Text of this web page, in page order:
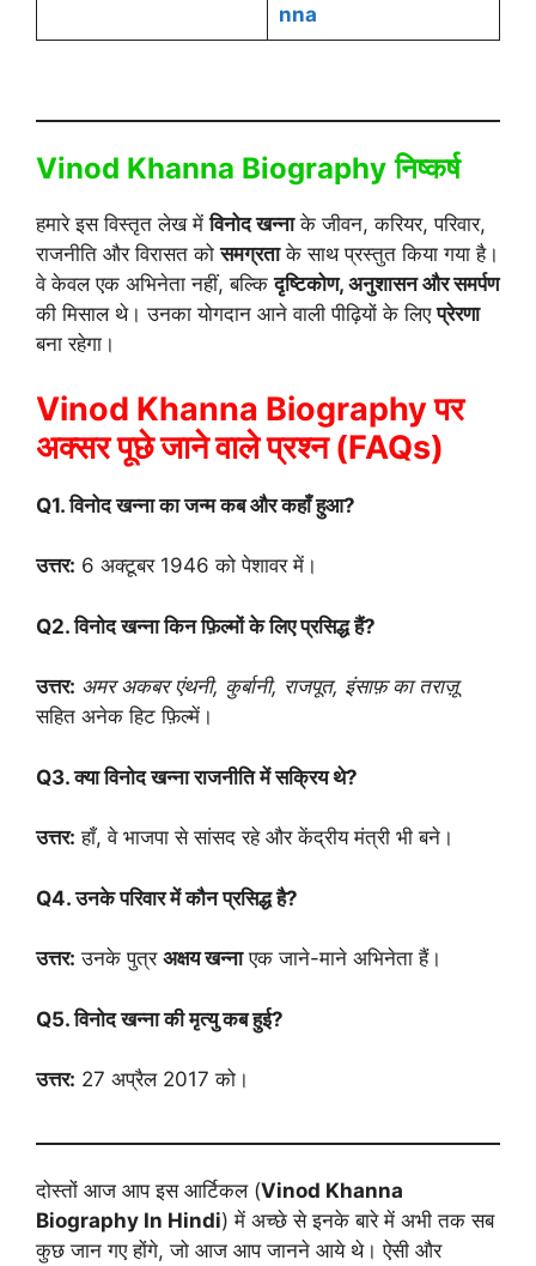
nna
Vinod Khanna Biography निष्कर्ष
हमारे इस विस्तृत लेख मेंविनोद खन्नाके जीवन, करियर, परिवार,
राजनीति और विरासत कोसमग्रताके साथ प्रस्तुत किया गया है।
वे केवल एक अभिनेता नहीं, बल्किदृष्टिकोण, अनुशासन और समर्पण
की मिसाल थे। उनका योगदान आने वाली पीढ़ियों के लिएप्रेरणा
बना रहेगा।
Vinod Khanna Biography पर
अक्सर पूछे जाने वाले प्रश्न (FAQs)
Q1. विनोद खन्ना का जन्म कब और कहाँ हुआ?
उत्तर: 6 अक्टूबर 1946 को पेशावर में।
Q2. विनोद खन्ना किन फ़िल्मों के लिए प्रसिद्ध हैं?
उत्तर: अमर अकबर एंथनी, कुर्बानी, राजपूत, इंसाफ़ का तराज़ू
सहित अनेक हिट फ़िल्में।
Q3. क्या विनोद खन्ना राजनीति में सक्रिय थे?
उत्तर: हाँ, वे भाजपा से सांसद रहे और केंद्रीय मंत्री भी बने।
Q4. उनके परिवार में कौन प्रसिद्ध है?
उत्तर: उनके पुत्र अक्षय खन्नाएक जाने-माने अभिनेता हैं।
Q5. विनोद खन्ना की मृत्यु कब हुई?
उत्तर: 27 अप्रैल 2017 को।
दोस्तों आज आप इस आर्टिकल (Vinod Khanna
Biography In Hindi) में अच्छे से इनके बारे में अभी तक सब
कुछ जान गए होंगे, जो आज आप जानने आये थे। ऐसी और